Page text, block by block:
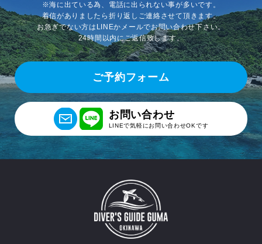
※海に出ている為、電話に出られない事が多いです。
着信がありましたら折り返しご連絡させて頂きます。
お急ぎでない方はLINEかメールでお問い合わせ下さい。
24時間以内にご返信致します。
ご予約フォーム
お問い合わせ
LINEで気軽にお問い合わせOKです